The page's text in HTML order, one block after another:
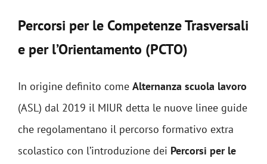
Percorsi per le Competenze Trasversali
e per l’Orientamento (PCTO)
In origine definito come Alternanza scuola lavoro
(ASL) dal 2019 il MIUR detta le nuove linee guide
che regolamentano il percorso formativo extra
scolastico con l’introduzione dei Percorsi per le